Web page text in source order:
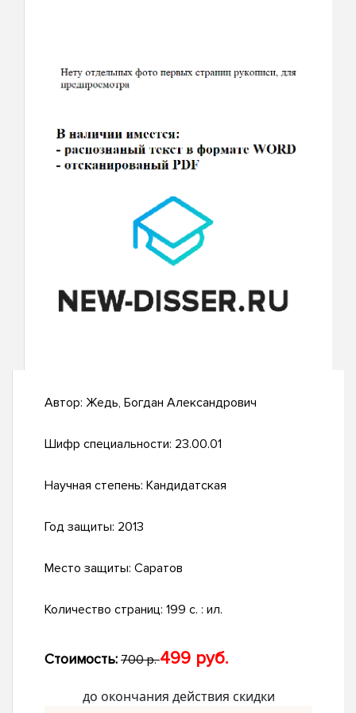
Автор: Жедь, Богдан Александрович
Шифр специальности: 23.00.01
Научная степень: Кандидатская
Год защиты: 2013
Место защиты: Саратов
Количество страниц: 199 с. : ил.
Стоимость: 700 р.499 руб.
до окончания действия скидки